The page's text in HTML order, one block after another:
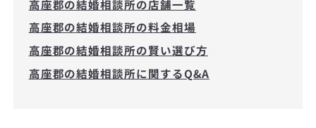
高座郡の結婚相談所の店舗一覧
高座郡の結婚相談所の料金相場
高座郡の結婚相談所の賢い選び方
高座郡の結婚相談所に関するQ&A